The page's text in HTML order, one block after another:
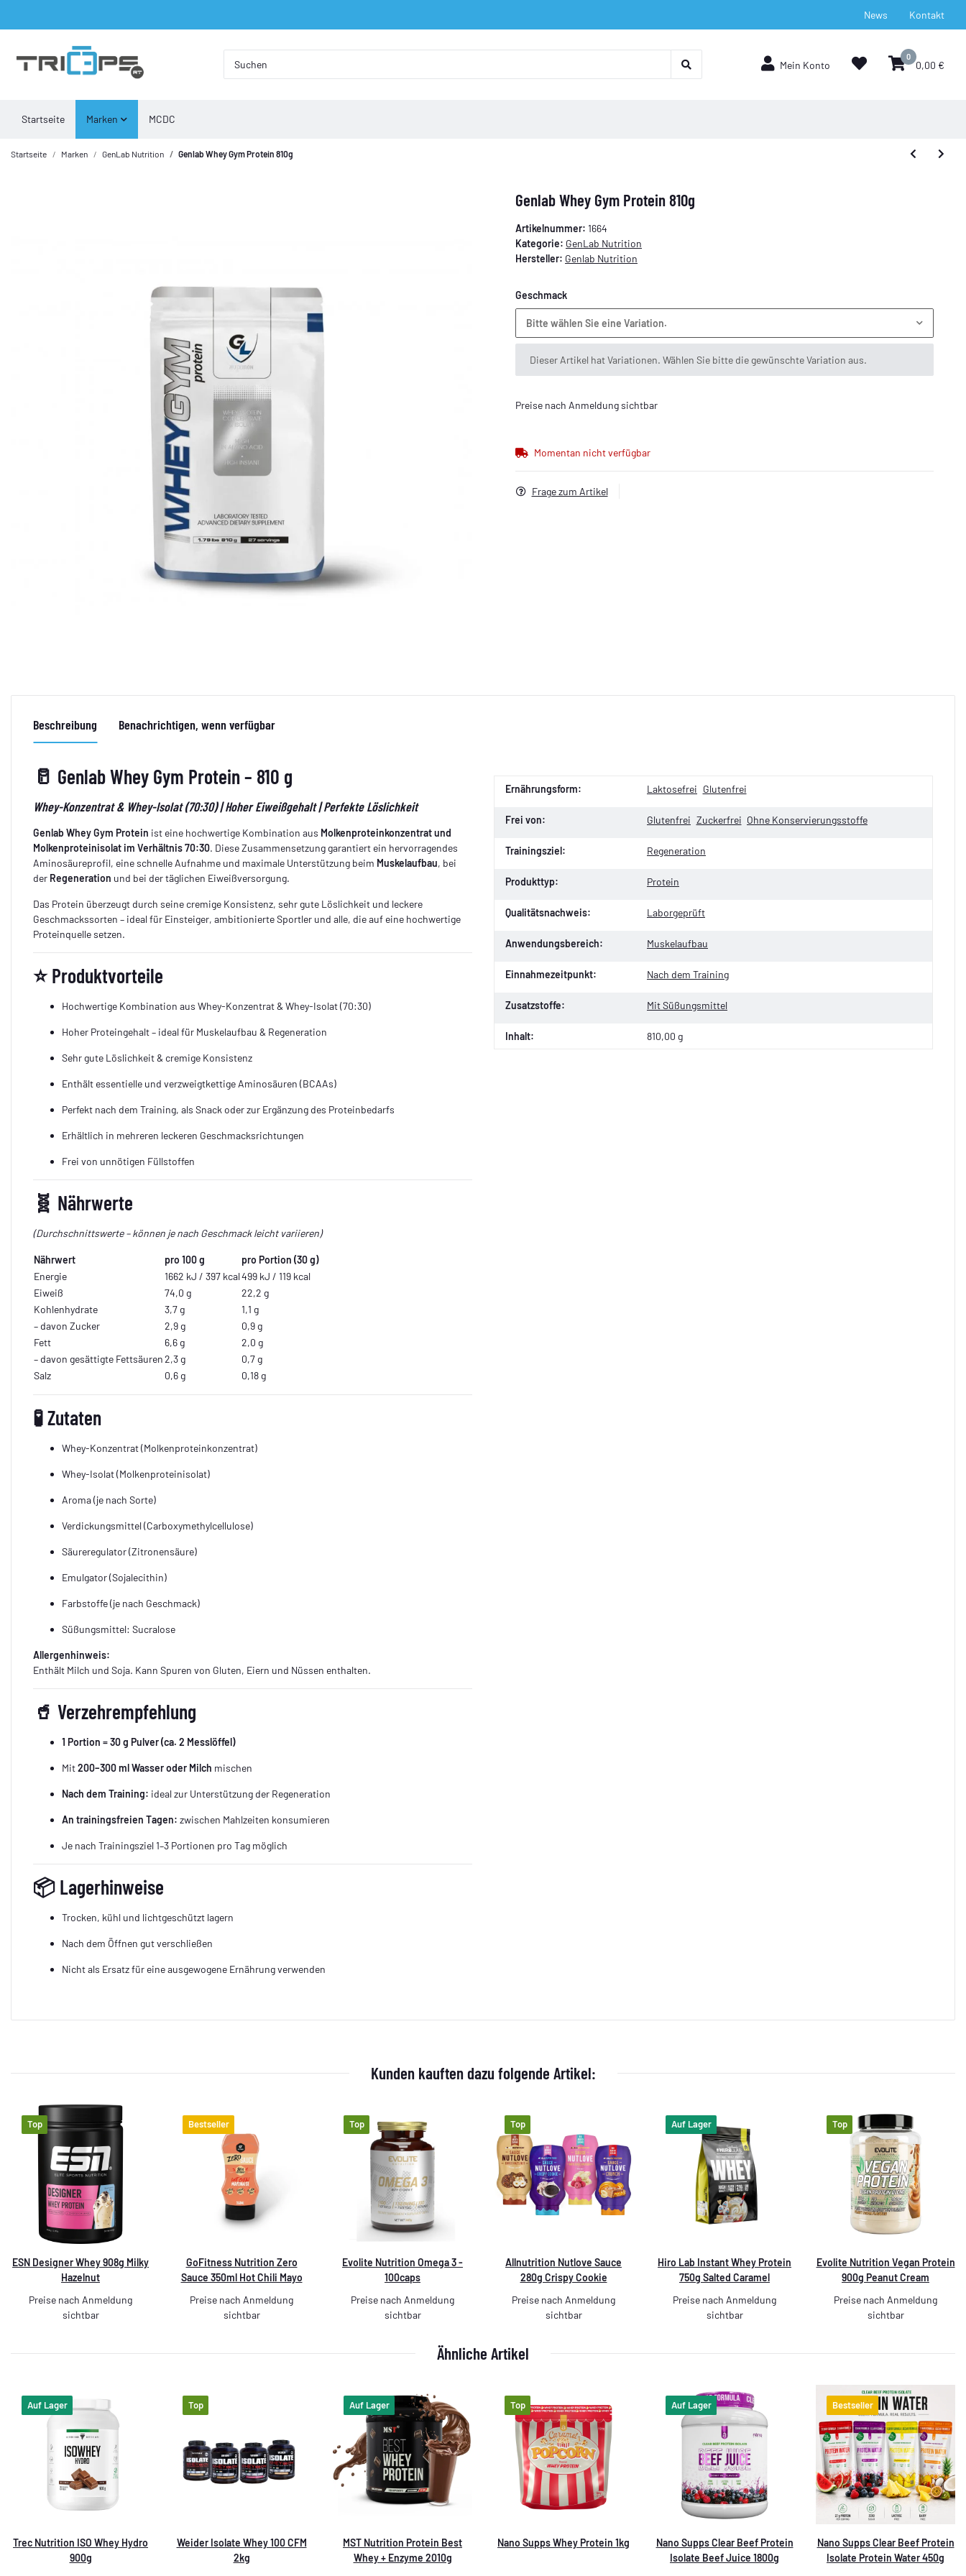
News Kontakt
Mein Konto
0
0,00 €
Marken MCDC
Startseite
Startseite Marken GenLab Nutrition Genlab Whey Gym Protein 810g
Genlab Whey Gym Protein 810g
Artikelnummer: 1664
Kategorie: GenLab Nutrition
Hersteller: Genlab Nutrition
Geschmack
Bitte wählen Sie eine Variation.
x
Dieser Artikel hat Variationen. Wählen Sie bitte die gewünschte Variation aus.
Preise nach Anmeldung sichtbar
Momentan nicht verfügbar
Frage zum Artikel
Beschreibung Benachrichtigen, wenn verfügbar
🥛 Genlab Whey Gym Protein – 810 g
Whey-Konzentrat & Whey-Isolat (70:30) | Hoher Eiweißgehalt | Perfekte Löslichkeit
Genlab Whey Gym Protein ist eine hochwertige Kombination aus Molkenproteinkonzentrat und
Molkenproteinisolat im Verhältnis 70:30. Diese Zusammensetzung garantiert ein hervorragendes
Aminosäureprofil, eine schnelle Aufnahme und maximale Unterstützung beim Muskelaufbau, bei
der Regeneration und bei der täglichen Eiweißversorgung.
Das Protein überzeugt durch seine cremige Konsistenz, sehr gute Löslichkeit und leckere
Geschmackssorten – ideal für Einsteiger, ambitionierte Sportler und alle, die auf eine hochwertige
Proteinquelle setzen.
⭐ Produktvorteile
Hochwertige Kombination aus Whey-Konzentrat & Whey-Isolat (70:30)
Hoher Proteingehalt – ideal für Muskelaufbau & Regeneration
Sehr gute Löslichkeit & cremige Konsistenz
Enthält essentielle und verzweigtkettige Aminosäuren (BCAAs)
Perfekt nach dem Training, als Snack oder zur Ergänzung des Proteinbedarfs
Erhältlich in mehreren leckeren Geschmacksrichtungen
Frei von unnötigen Füllstoffen
🧬 Nährwerte
(Durchschnittswerte – können je nach Geschmack leicht variieren)
Nährwert pro 100 g
pro Portion (30 g)
Energie
1662 kJ / 397 kcal499 kJ / 119 kcal
Eiweiß
74,0 g
22,2 g
Kohlenhydrate
3,7 g
1,1 g
– davon Zucker
2,9 g
0,9 g
Fett
6,6 g
2,0 g
– davon gesättigte Fettsäuren2,3 g
0,7 g
Salz
0,6 g 0,18 g
🧪Zutaten
Whey-Konzentrat (Molkenproteinkonzentrat)
Whey-Isolat (Molkenproteinisolat)
Aroma (je nach Sorte)
Verdickungsmittel (Carboxymethylcellulose)
Säureregulator (Zitronensäure)
Emulgator (Sojalecithin)
Farbstoffe (je nach Geschmack)
Süßungsmittel: Sucralose
Allergenhinweis:
Enthält Milch und Soja. Kann Spuren von Gluten, Eiern und Nüssen enthalten.
🥤 Verzehrempfehlung
1 Portion = 30 g Pulver (ca. 2 Messlöffel)
Mit200–300 ml Wasser oder Milch mischen
Nach dem Training: ideal zur Unterstützung der Regeneration
An trainingsfreien Tagen: zwischen Mahlzeiten konsumieren
Je nach Trainingsziel 1–3 Portionen pro Tag möglich
📦 Lagerhinweise
Trocken, kühl und lichtgeschützt lagern
Nach dem Öffnen gut verschließen
Nicht als Ersatz für eine ausgewogene Ernährung verwenden
Ernährungsform: Laktosefrei Glutenfrei
Frei von: Glutenfrei Zuckerfrei Ohne Konservierungsstoffe
Trainingsziel: Regeneration
Produkttyp: Protein
Qualitätsnachweis: Laborgeprüft
Anwendungsbereich: Muskelaufbau
Einnahmezeitpunkt: Nach dem Training
Zusatzstoffe: Mit Süßungsmittel
Inhalt: 810,00 g
Kunden kauften dazu folgende Artikel:
Top
ESN Designer Whey 908g Milky
Hazelnut
Preise nach Anmeldung
sichtbar
Bestseller
GoFitness Nutrition Zero
Sauce 350ml Hot Chili Mayo
Preise nach Anmeldung
sichtbar
Top
Evolite Nutrition Omega 3 -
100caps
Preise nach Anmeldung
sichtbar
Top
Allnutrition Nutlove Sauce
280g Crispy Cookie
Preise nach Anmeldung
sichtbar
Auf Lager
Hiro Lab Instant Whey Protein
750g Salted Caramel
Preise nach Anmeldung
sichtbar
Top
Evolite Nutrition Vegan Protein
900g Peanut Cream
Preise nach Anmeldung
sichtbar
Ähnliche Artikel
Auf Lager
Trec Nutrition ISO Whey Hydro
900g
Top
Weider Isolate Whey 100 CFM
2kg
Auf Lager
MST Nutrition Protein Best
Whey + Enzyme 2010g
Top
Nano Supps Whey Protein 1kg
Auf Lager
Nano Supps Clear Beef Protein
Isolate Beef Juice 1800g
Bestseller
Nano Supps Clear Beef Protein
Isolate Protein Water 450g